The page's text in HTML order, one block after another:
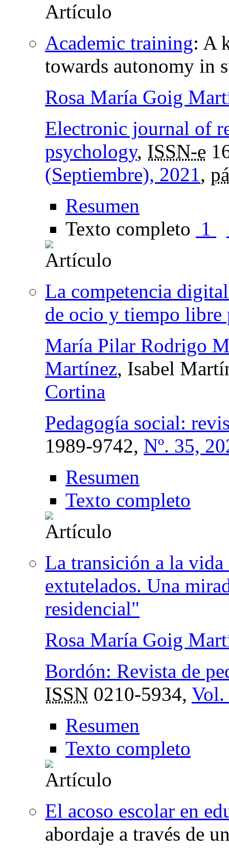
Academic training: A
towards autonomy in
Rosa María Goig
Electronic journal of
psychology, ISSN-e
(Septiembre), 2021,
Resumen
Texto completo 1
La competencia
de ocio y tiempo libre
María Pilar Rodrigo
Martínez, Isabel
Cortina
Pedagogía social:
1989-9742, Nº. 35,
Resumen
Texto completo
La transición a la
extutelados. Una
residencial"
Rosa María Goig
Bordón: Revista de
ISSN 0210-5934, Vol.
Resumen
Texto completo
El acoso escolar en
abordaje a través de